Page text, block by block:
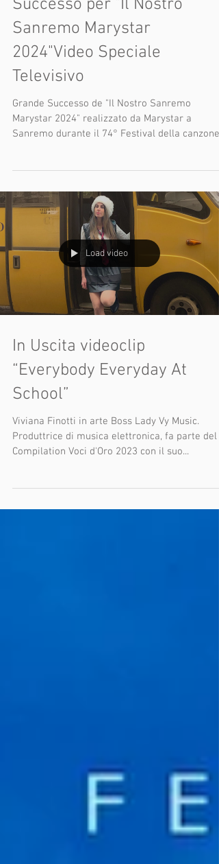
Successo per "Il Nostro
Sanremo Marystar
Televisivo
Grande Successo de "Il Nostro Sanremo
Sanremo durante il 74° Festival della canzone
Load video
In Uscita videoclip
School”
Viviana Finotti in arte Boss Lady Vy Music.
Compilation Voci d'Oro 2023 con il suo...